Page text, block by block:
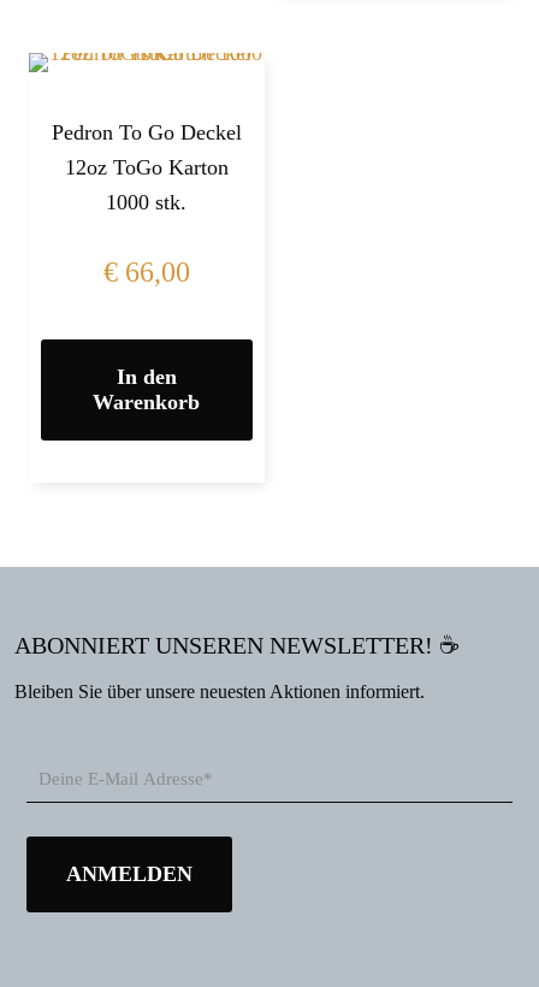
Pedron To Go Deckel
12oz ToGo Karton
1000 stk.
€66,00
In den
Warenkorb
ABONNIERT UNSEREN NEWSLETTER! ☕
Bleiben Sie über unsere neuesten Aktionen informiert.